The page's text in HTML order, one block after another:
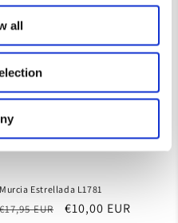
all
Murcia Estrellada L1781
Precio
€17,95 EUR
Precio
€10,00 EUR